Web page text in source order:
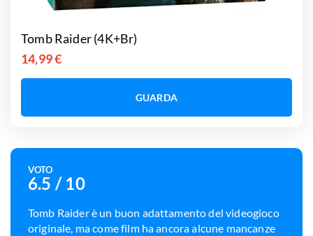
Tomb Raider (4K+Br)
14,99 €
GUARDA
VOTO
6.5 / 10
Tomb Raider è un buon adattamento del videogioco
originale, ma come film ha ancora alcune mancanze